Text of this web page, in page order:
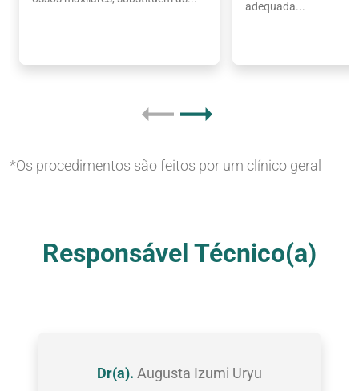
adequada...
*Os procedimentos são feitos por um clínico geral
Responsável Técnico(a)
Dr(a). Augusta Izumi Uryu